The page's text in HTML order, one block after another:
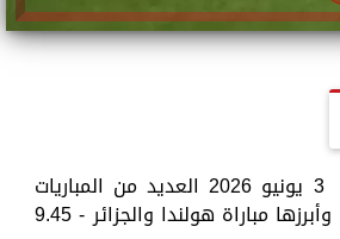
تقام اليوم الجمعة 3 يونيو 2026 العديد من المباريات
في الدوري المصري وأبرزها مباراة هولندا والجزائر - 9.45